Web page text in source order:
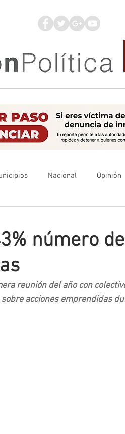
Nacional Opinión
número
reunión del año con
acciones emprendidas